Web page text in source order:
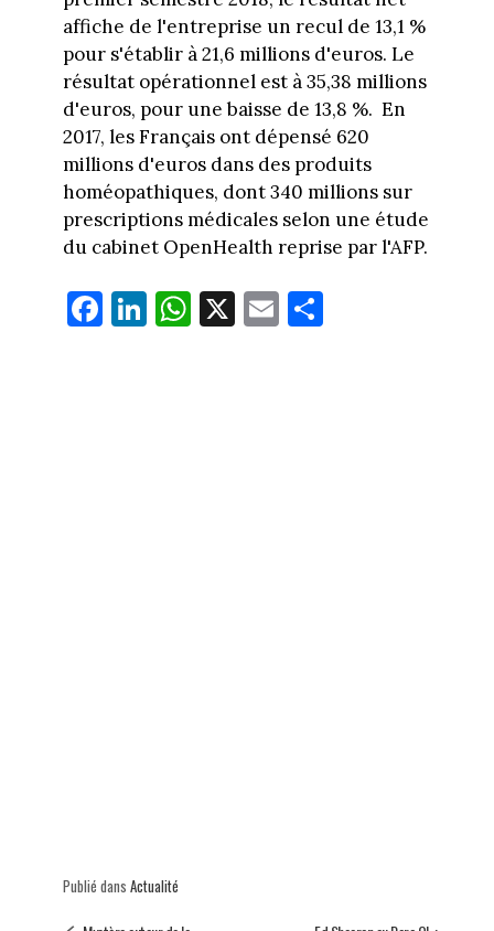
affiche de l'entreprise un recul de 13,1 %
pour s'établir à 21,6 millions d'euros. Le
résultat opérationnel est à 35,38 millions
d'euros, pour une baisse de 13,8 %. En
2017, les Français ont dépensé 620
millions d'euros dans des produits
homéopathiques, dont 340 millions sur
prescriptions médicales selon une étude
du cabinet OpenHealth reprise par l'AFP.
Fa
ce
Li
nk
W
ha
X E
m
Pa
rt
Publié dans Actualité